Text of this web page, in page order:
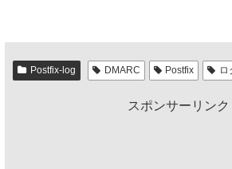
Postfix-log DMARC Postfix ロ
スポンサーリンク